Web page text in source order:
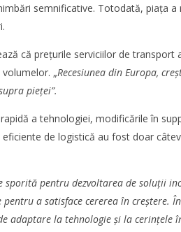
semnificative. Totodată, piața
că prețurile serviciilor de
„Recesiunea din Europa,
pieței”.
a tehnologiei, modificările în
de logistică au fost doar
sporită pentru dezvoltarea de soluții
a satisface cererea în creștere.
adaptare la tehnologie și la cerințele